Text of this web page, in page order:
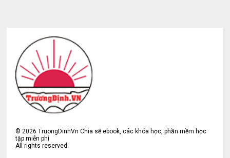
©2026 TruongDinhVn Chia sẽ ebook, các khóa học, phần mềm học
tập miễn phí
All rights reserved.